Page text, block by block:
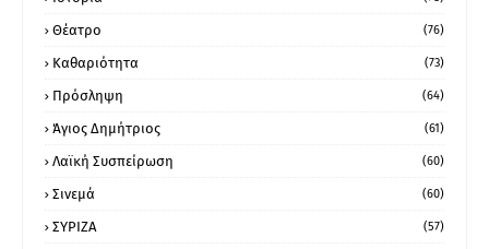
Θέατρο (76)
Καθαριότητα (73)
Πρόσληψη (64)
Άγιος Δημήτριος (61)
Λαϊκή Συσπείρωση (60)
Σινεμά (60)
ΣΥΡΙΖΑ (57)